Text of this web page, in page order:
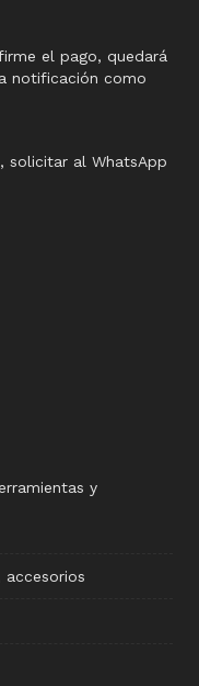
el pago, quedará
notificación como
solicitar al WhatsApp
y
accesorios